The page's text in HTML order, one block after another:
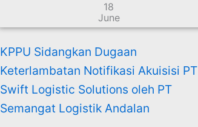
18
June
KPPU Sidangkan Dugaan
Keterlambatan Notifikasi Akuisisi PT
Swift Logistic Solutions oleh PT
Semangat Logistik Andalan